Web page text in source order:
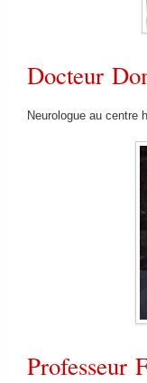
Docteur
Neurologue au centre
Professeur